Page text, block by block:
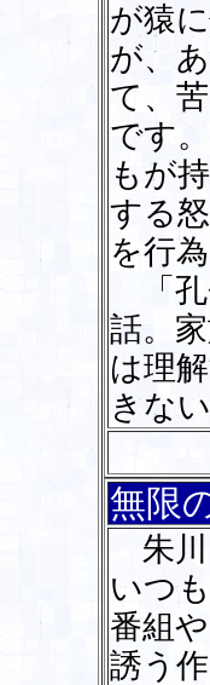
が猿
が、
て、
です
もが
する
を行
「孔
話。
は理
きな
無限
朱川
いつ
番組
誘う